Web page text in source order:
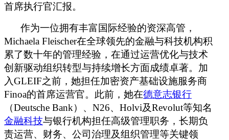
首席执行官汇报。
作为一位拥有丰富国际经验的资深高管，
Michaela Fleischer在全球领先的金融与科技机构积
累了数十年的管理经验，在通过运营优化与技术
创新驱动组织转型与持续增长方面成绩卓著。加
入GLEIF之前，她担任加密资产基础设施服务商
Finoa的首席运营官。此前，她在德意志银行
（Deutsche Bank）、 N26、 Holvi及Revolut等知名
金融科技与银行机构担任高级管理职务，长期负
责运营、财务、公司治理及组织管理等关键领